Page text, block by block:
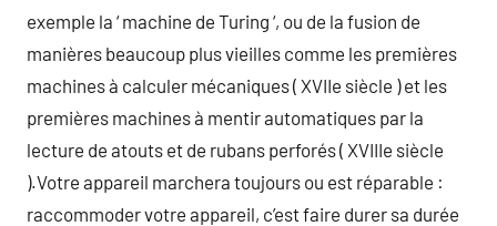
exemple la ‘ machine de Turing ‘, ou de la fusion de
manières beaucoup plus vieilles comme les premières
machines à calculer mécaniques ( XVIIe siècle ) et les
premières machines à mentir automatiques par la
lecture de atouts et de rubans perforés ( XVIIIe siècle
).Votre appareil marchera toujours ou est réparable :
raccommoder votre appareil, c’est faire durer sa durée